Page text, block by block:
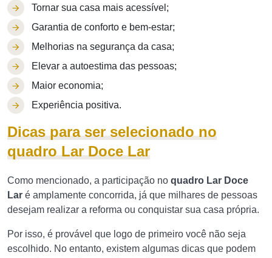
Tornar sua casa mais acessível;
Garantia de conforto e bem-estar;
Melhorias na segurança da casa;
Elevar a autoestima das pessoas;
Maior economia;
Experiência positiva.
Dicas para ser selecionado no
quadro Lar Doce Lar
Como mencionado, a participação no quadro Lar Doce
Lar é amplamente concorrida, já que milhares de pessoas
desejam realizar a reforma ou conquistar sua casa própria.
Por isso, é provável que logo de primeiro você não seja
escolhido. No entanto, existem algumas dicas que podem